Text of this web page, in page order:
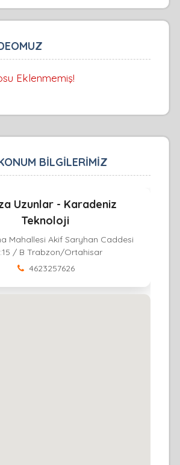
Eklenmemiş!
BİLGİLERİMİZ
Uzunlar - Karadeniz
Teknoloji
Mahallesi Akif Saryhan Caddesi
/ B Trabzon/Ortahisar
4623257626